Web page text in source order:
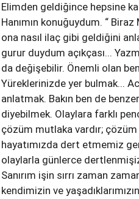
Elimden geldiğince hepsine
Hanımın konuğuydum. “ Biraz
ona nasıl ilaç gibi geldiğini
gurur duydum açıkçası...
da değişebilir. Önemli olan
Yüreklerinizde yer bulmak...
anlatmak. Bakın ben de
diyebilmek. Olaylara farklı
çözüm mutlaka vardır;
hayatımızda dert etmemiz
olaylarla günlerce
Sanırım işin sırrı zaman
kendimizin ve